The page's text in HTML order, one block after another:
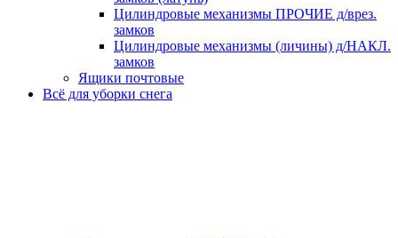
Цилиндровые механизмы ПРОЧИЕ д/врез.
замков
Цилиндровые механизмы (личины) д/НАКЛ.
замков
Ящики почтовые
Всё для уборки снега